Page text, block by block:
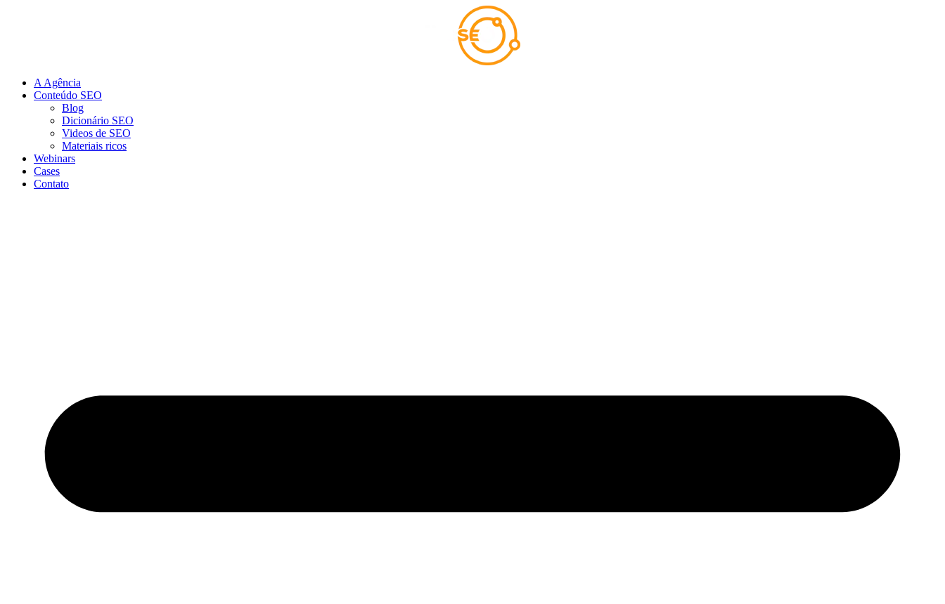
A Agência
Conteúdo SEO
Blog
Dicionário SEO
Videos de SEO
Materiais ricos
Webinars
Cases
Contato